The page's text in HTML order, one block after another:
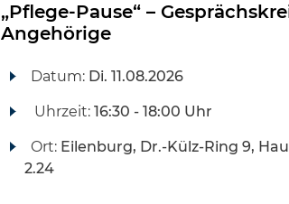
„Pflege-Pause“ –
Angehörige
Datum: Di. 11.08.2026
Uhrzeit: 16:30 - 18:00 Uhr
Ort: Eilenburg, Dr.-Külz-Ring 9,
2.24